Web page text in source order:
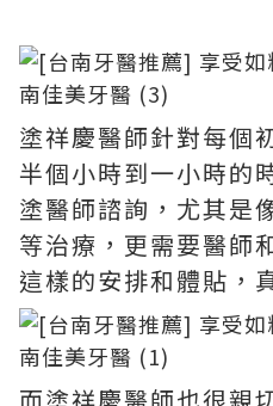
塗祥慶醫師針對每個
半個小時到一小時的
塗醫師諮詢，尤其是
等治療，更需要醫師
這樣的安排和體貼，